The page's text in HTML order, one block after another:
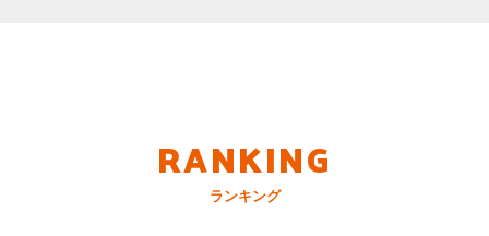
RANKING
ランキング